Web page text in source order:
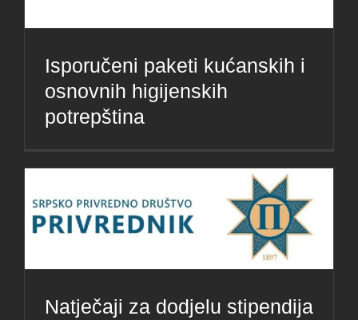
Isporučeni paketi kućanskih i
osnovnih higijenskih
potrepština
Natječaji za dodjelu stipendija